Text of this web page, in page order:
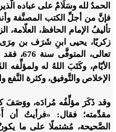
الحمدُ لله وسَلَامٌ على عباده
فإنَّ من أجلِّ الكتب المصنَّفة
تأليفُ الإمام الحافظ، العلّامة،
زكريّا، يحيى ابنِ شَرَف بن
تعالى،
الأيّام، وكَتَبَ اللهُ له ولمؤلِّفه
الإخلاص والتَّوفيق، وكثرة النَّفع
وقد ذَكَرَ مؤلِّفُه مُرادَه، ووَصَفَ
مقدِّمته؛ فقال: «فرأيتُ أن
الصَّحيحة، مُشتملًا على ما